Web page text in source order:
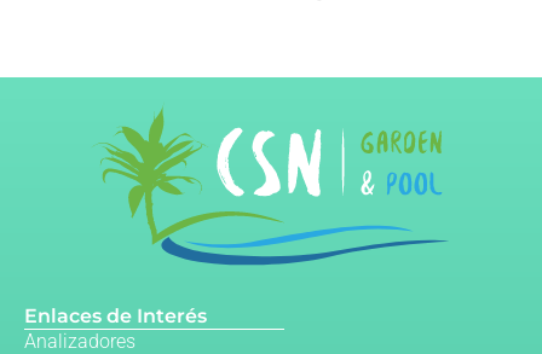
Enlaces de Interés
Analizadores